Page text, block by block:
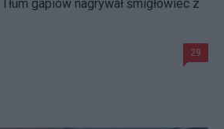
gapiów nagrywał śmigłowiec z
29